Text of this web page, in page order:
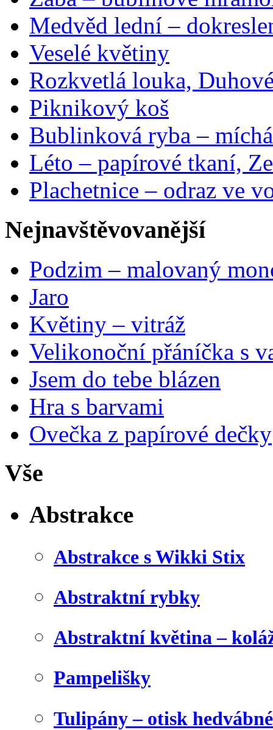
Medvěd lední –
Veselé květiny
Rozkvetlá louka,
Piknikový koš
Bublinková ryba –
Léto – papírové tkaní,
Plachetnice – odraz ve
Nejnavštěvovanější
Podzim – malovaný
Jaro
Květiny – vitráž
Velikonoční přáníčka s
Jsem do tebe blázen
Hra s barvami
Ovečka z papírové dečky
Vše
Abstrakce
Abstrakce s Wikki Stix
Abstraktní rybky
Abstraktní květina –
Pampelišky
Tulipány – otisk